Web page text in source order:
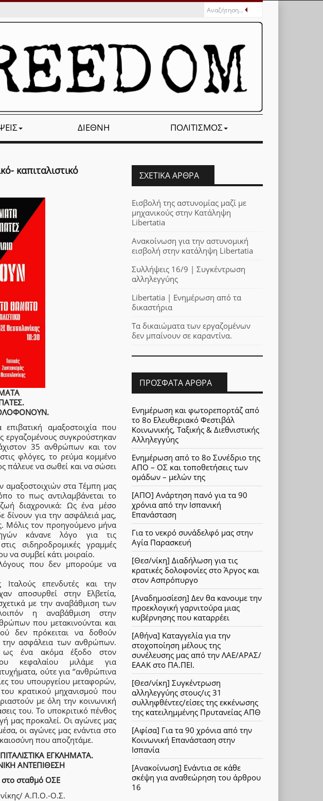
ΔΙΕΘΝΉ ΠΟΛΙΤΙΣΜΌΣ
καπιταλιστικό
αμαξοστοιχία που
εργαζομένους συγκρούστηκαν
35 ανθρώπων και τον
φλόγες, το ρεύμα κομμένο
πάλευε να σωθεί και να σώσει
στα Τέμπη μας
το πως αντιλαμβάνεται το
διαχρονικά: Ως ένα μέσο
για την ασφάλειά μας,
Μόλις τον προηγούμενο μήνα
κάνανε λόγο για τις
σιδηροδρομικές γραμμές
να συμβεί κάτι μοιραίο.
που δεν μπορούμε να
επενδυτές και την
αποσυρθεί στην Ελβετία,
με την αναβάθμιση των
η αναβάθμιση στην
που μετακινούνται και
δεν πρόκειται να δοθούν
την ασφάλεια των ανθρώπων.
ως ένα ακόμα έξοδο στον
κεφαλαίου μιλάμε για
ούτε για ‘’ανθρώπινα
του υπουργείου μεταφορών,
κρατικού μηχανισμού που
με όλη την κοινωνική
του. Το υποκριτικό πένθος
μας προκαλεί. Οι αγώνες μας
οι αγώνες μας ενάντια στο
που αποζητάμε.
ΕΓΚΛΗΜΑΤΑ.
ΑΝΤΕΠΙΘΕΣΗ
σταθμό ΟΣΕ
Α.Π.Ο.-Ο.Σ.
ΣΧΕΤΙΚΆ ΆΡΘΡΑ
Εισβολή της αστυνομίας μαζί με
μηχανικούς στην Κατάληψη
Libertatia
Ανακοίνωση για την αστυνομική
εισβολή στην κατάληψη Libertatia
Συλλήψεις 16/9 | Συγκέντρωση
αλληλεγγύης
Libertatia | Ενημέρωση από τα
δικαστήρια
Τα δικαιώματα των εργαζομένων
δεν μπαίνουν σε καραντίνα.
ΠΡΌΣΦΑΤΑ ΆΡΘΡΑ
Ενημέρωση και φωτορεπορτάζ από
το 8ο Ελευθεριακό Φεστιβάλ
Κοινωνικής, Ταξικής & Διεθνιστικής
Αλληλεγγύης
Ενημέρωση από το 8ο Συνέδριο της
ΑΠΟ – ΟΣ και τοποθετήσεις των
ομάδων – μελών της
[ΑΠΟ] Ανάρτηση πανό για τα 90
χρόνια από την Ισπανική
Επανάσταση
Για το νεκρό συνάδελφό μας στην
Αγία Παρασκευή
[Θεσ/νίκη] Διαδήλωση για τις
κρατικές δολοφονίες στο Άργος και
στον Ασπρόπυργο
[Αναδημοσίεση] Δεν θα κανουμε την
προεκλογική γαρνιτούρα μιας
κυβέρνησης που καταρρέει
[Αθήνα] Καταγγελία για την
στοχοποίηση μέλους της
συνέλευσης μας από την ΛΑΕ/ΑΡΑΣ/
ΕΑΑΚ στο ΠΑ.ΠΕΙ.
[Θεσ/νίκη] Συγκέντρωση
αλληλεγγύης στους/ις 31
συλληφθέντες/είσες της εκκένωσης
της κατειλημμένης Πρυτανείας ΑΠΘ
[Αφίσα] Για τα 90 χρόνια από την
Κοινωνική Επανάσταση στην
Ισπανία
[Ανακοίνωση] Ενάντια σε κάθε
σκέψη για αναθεώρηση του άρθρου
16